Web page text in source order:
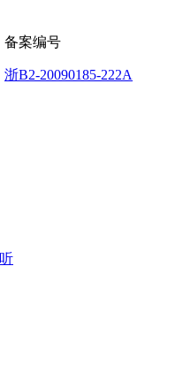
备案编号
浙B2-20090185-222A